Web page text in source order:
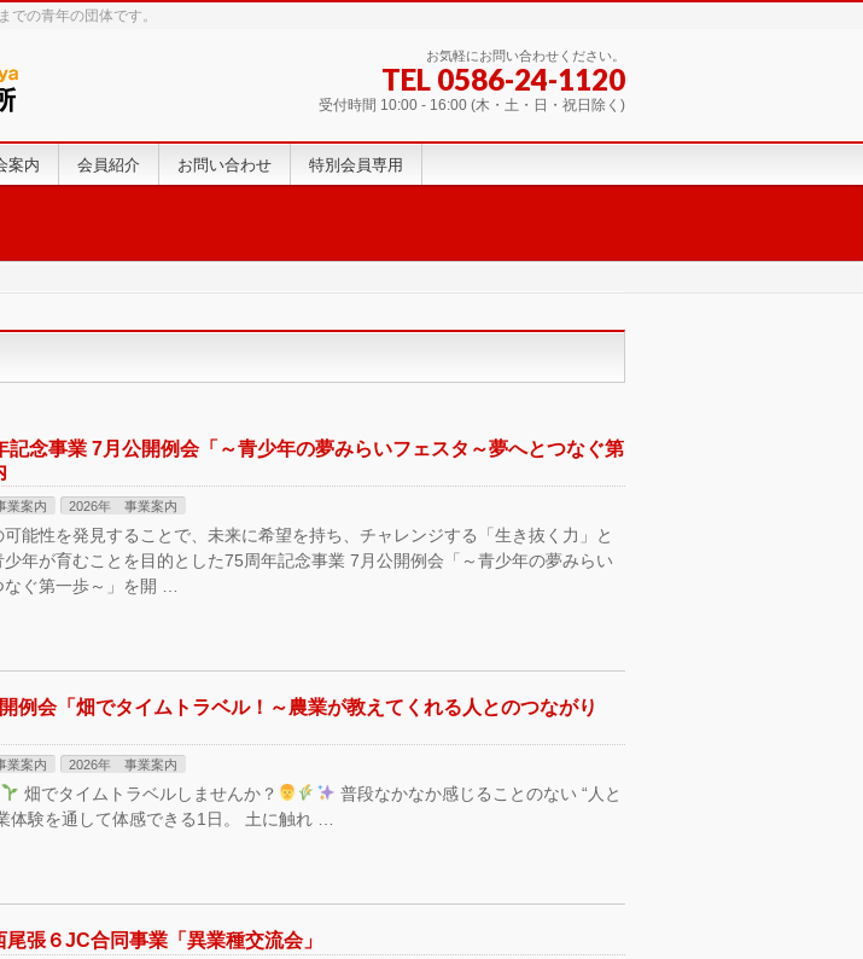
での青年の団体です。
お気軽にお問い合わせください。
TEL 0586-24-1120
受付時間 10:00 - 16:00 (木・土・日・祝日除く)
案内 会員紹介 お問い合わせ 特別会員専用
記念事業 7月公開例会「～青少年の夢みらいフェスタ～夢へとつなぐ第
業案内 2026年 事業案内
能性を発見することで、未来に希望を持ち、チャレンジする「生き抜く力」と
少年が育むことを目的とした75周年記念事業 7月公開例会「～青少年の夢みらい
ぐ第一歩～」を開 …
例会「畑でタイムトラベル！～農業が教えてくれる人とのつながり
業案内 2026年 事業案内
畑でタイムトラベルしませんか？
普段なかなか感じることのない “人と
体験を通して体感できる1日。 土に触れ …
尾張６JC合同事業「異業種交流会」